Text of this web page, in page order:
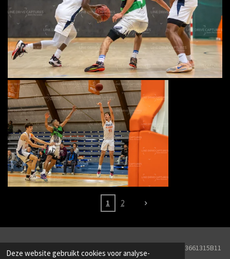
Deze website gebruikt cookies voor analyse-
1 2
© 2026 Line Drive Captures KVK Nr. 82251657BTW Nr. NL003661315B11